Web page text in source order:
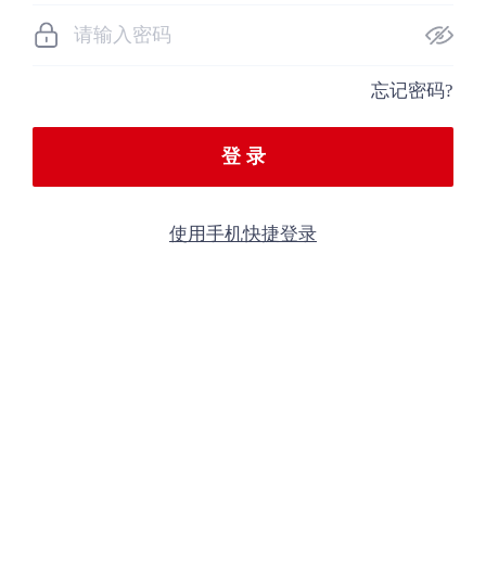
忘记密码?
登 录
使用手机快捷登录